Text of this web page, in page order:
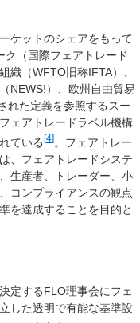
ケットのシェアをもって
（国際フェアトレード
織（WFTO旧称IFTA）、
NEWS!）、欧州自由貿易
れた定義を参照するスー
ェアトレードラベル機構
ている [4] 。フェアトレー
、フェアトレードシステ
生産者、トレーダー、小
コンプライアンスの観点
を達成することを目的と
定するFLO理事会にフェ
した透明で有能な基準設